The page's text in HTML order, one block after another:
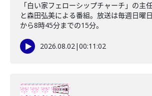
「白い家フェローシップチャーチ」の主
と森田弘美による番組。放送は毎週日曜
から8時45分までの15分。
2026.08.02|00:11:02